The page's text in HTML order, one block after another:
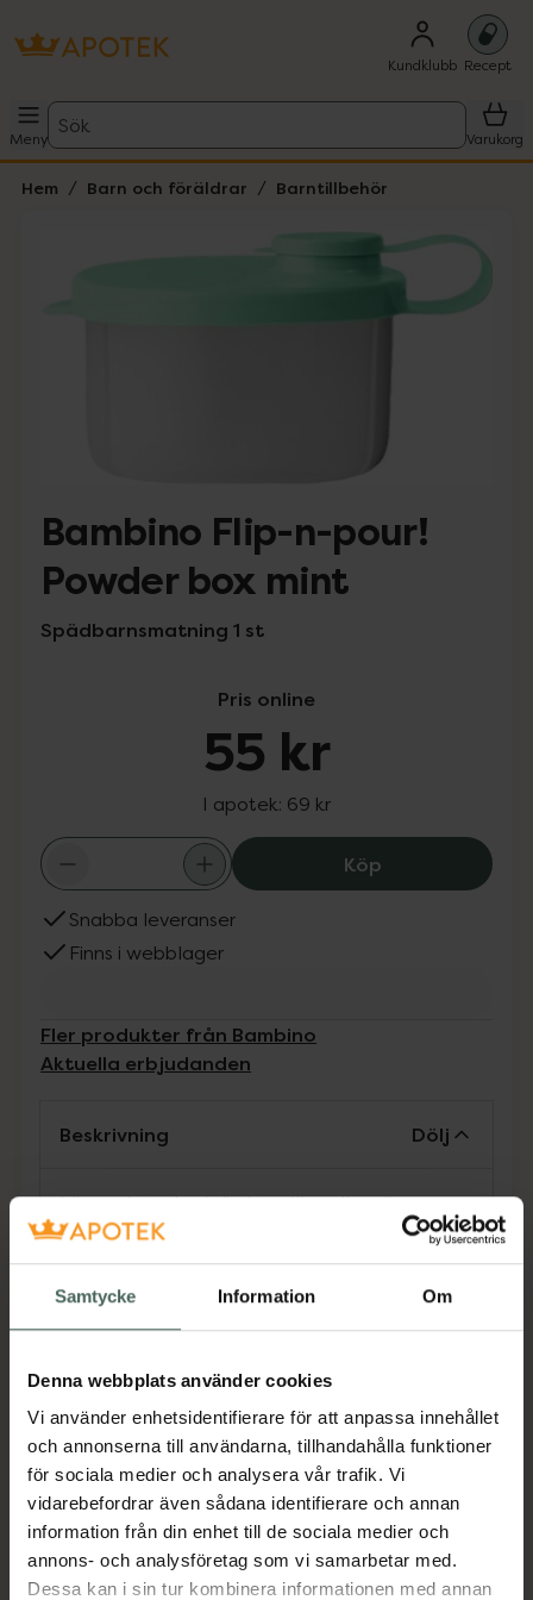
Samtycke Information Om
Denna webbplats använder cookies
Vi använder enhetsidentifierare för att anpassa innehållet
och annonserna till användarna, tillhandahålla funktioner
för sociala medier och analysera vår trafik. Vi
vidarebefordrar även sådana identifierare och annan
information från din enhet till de sociala medier och
annons- och analysföretag som vi samarbetar med.
Dessa kan i sin tur kombinera informationen med annan
Kundklubb Recept
Meny
Sök
Varukorg
Hem Barn och föräldrar Barntillbehör
Bambino Flip-n-pour!
Powder box mint
Spädbarnsmatning 1 st
Pris online
55 kr
I apotek: 69 kr
KöpBambino Flip-
Snabba leveranser
Finns i webblager
Fler produkter från Bambino
Aktuella erbjudanden
Beskrivning Dölj
Lämna inte den i direkt solljus eller nära en
värmekälla.
Flip-n-pour! GRUEL AND PORRIDGE POWDER
BOX är en smidig pulverdoserare med tre
väskan när du är på språng eller exempelvis
fack rymmer 90 ml.
Jämförpris 69 kr/ st
EAN:07392855229082
Kategorier:
Barn och föräldrarBarntillbehör